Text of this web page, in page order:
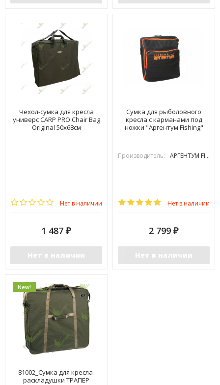
Чехол-сумка для кресла
универс CARP PRO Chair Bag
Original 50х68см
Нет в наличии
1 487 ₽
Нет в наличии
Сумка для рыболовного
кресла с карманами под
ножки "Аргентум Fishing"
Производитель: АРГЕНТУМ FISHING
Нет в наличии
2 799 ₽
Нет в наличии
New!
81002_Сумка для кресла-
раскладушки ТРАПЕР